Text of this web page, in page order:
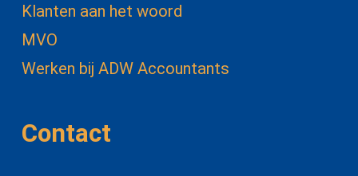
Klanten aan het woord
MVO
Werken bij ADW Accountants
Contact